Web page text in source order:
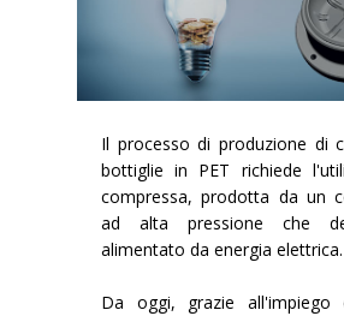
Supervisore di linea SWM
CONFEZIONATRICI
Film termoretraibile
ingresso a 90°
Cartone wrap-around
ingresso in linea
Cartone RSC (americano)
Ingresso in linea
Ingresso a 90°
Upgrades
Installazioni recenti
Dicono di noi
Fiere: richiesta di incontro
Modifica il tuo CV
Opportunità di lavoro
Il processo di produzione di
bottiglie in PET richiede
compressa, prodotta da un
ad alta pressione che
alimentato da energia elettrica.
Da oggi, grazie all'impiego